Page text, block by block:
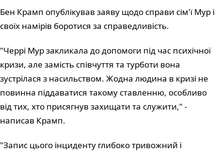
Бен Крамп опублікував заяву щодо справи сім'ї Мур і
своїх намірів боротися за справедливість.
"Черрі Мур закликала до допомоги під час психічної
кризи, але замість співчуття та турботи вона
зустрілася з насильством. Жодна людина в кризі не
повинна піддаватися такому ставленню, особливо
від тих, хто присягнув захищати та служити," -
написав Крамп.
"Запис цього інциденту глибоко тривожний і